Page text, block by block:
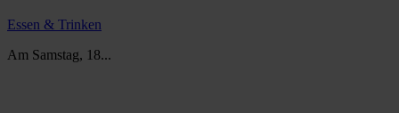
Essen & Trinken
Am Samstag, 18...